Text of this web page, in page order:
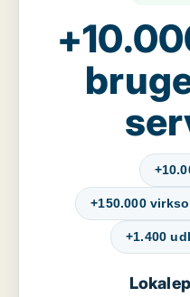
+150.000
+1.400